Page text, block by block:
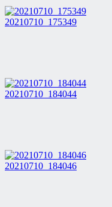
20210710_175349
20210710_184044
20210710_184046